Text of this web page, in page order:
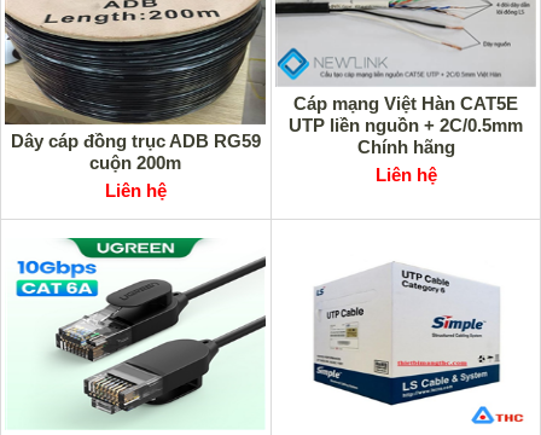
Dây cáp đồng trục ADB RG59
cuộn 200m
Liên hệ
Cáp mạng Việt Hàn CAT5E
UTP liền nguồn + 2C/0.5mm
Chính hãng
Liên hệ